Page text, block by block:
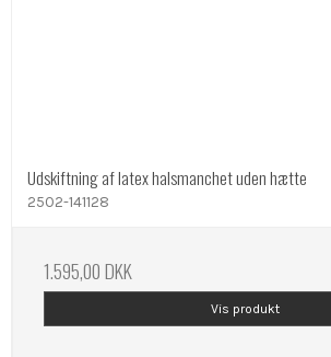
Udskiftning af latex halsmanchet uden hætte
2502-141128
1.595,00 DKK
Vis produkt